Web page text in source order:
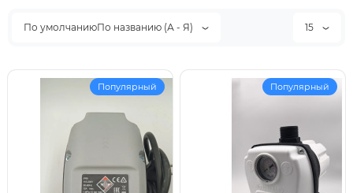
По умолчаниюПо названию (А - Я) 15
Популярный Популярный